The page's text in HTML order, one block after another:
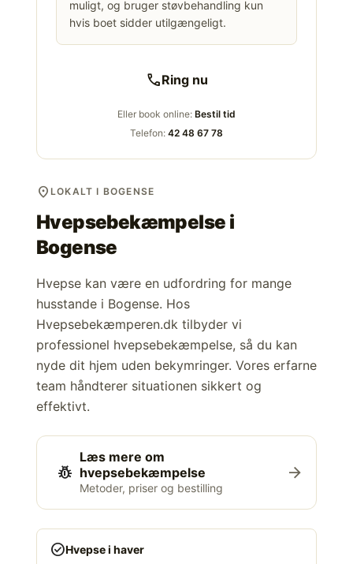
muligt, og bruger støvbehandling kun
hvis boet sidder utilgængeligt.
callRing nu
Eller book online: Bestil tid
Telefon: 42 48 67 78
location_on LOKALT I BOGENSE
Hvepsebekæmpelse i
Bogense
Hvepse kan være en udfordring for mange
husstande i Bogense. Hos
Hvepsebekæmperen.dk tilbyder vi
professionel hvepsebekæmpelse, så du kan
nyde dit hjem uden bekymringer. Vores erfarne
team håndterer situationen sikkert og
effektivt.
pest_control
Læs mere om
hvepsebekæmpelse
Metoder, priser og bestilling
arrow_forward
check_circleHvepse i haver